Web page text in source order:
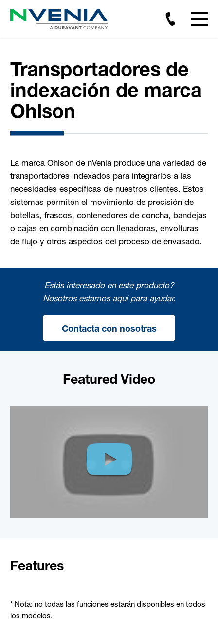
Transportadores de
indexación de marca
Ohlson
La marca Ohlson de nVenia produce una variedad de
transportadores indexados para integrarlos a las
necesidades específicas de nuestros clientes. Estos
sistemas permiten el movimiento de precisión de
botellas, frascos, contenedores de concha, bandejas
o cajas en combinación con llenadoras, envolturas
de flujo y otros aspectos del proceso de envasado.
Estás interesado en este producto?
Nosotros estamos aqui para ayudar.
Contacta con nosotras
Featured Video
Features
* Nota: no todas las funciones estarán disponibles en todos
los modelos.